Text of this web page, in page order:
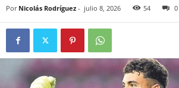
Por Nicolás Rodríguez - julio 8, 2026 54 0